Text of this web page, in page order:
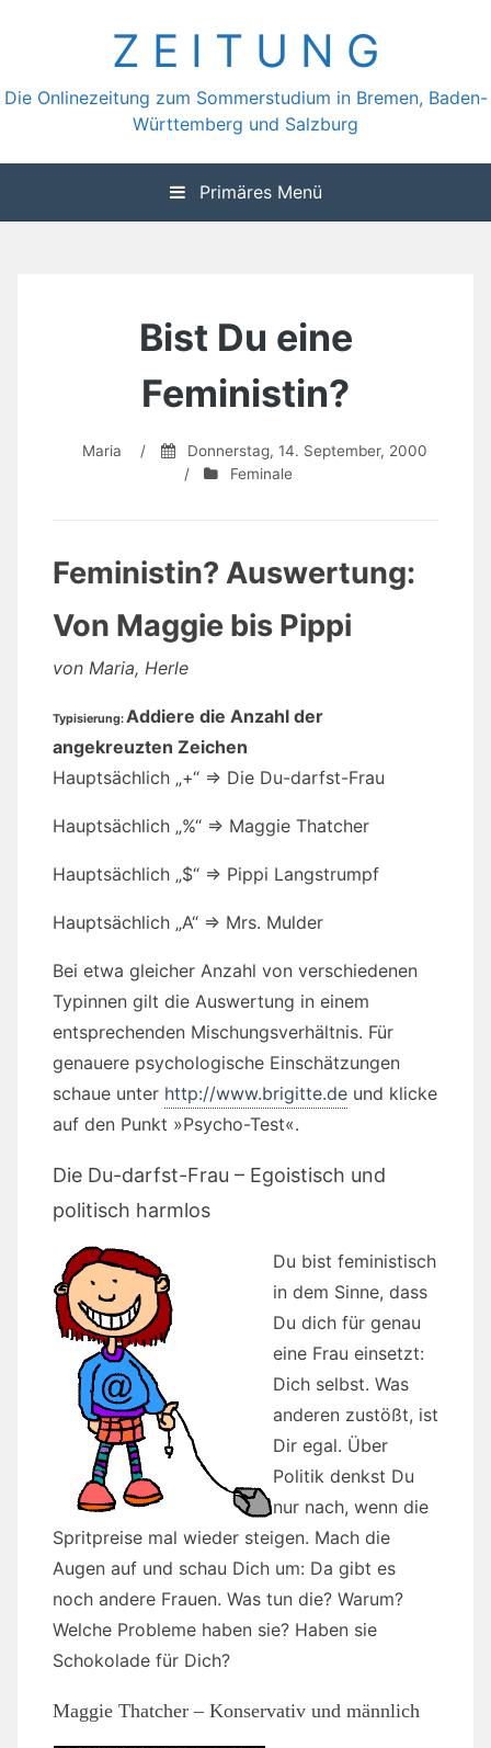
Z E I T U N G
Die Onlinezeitung zum Sommerstudium in Bremen, Baden-
Württemberg und Salzburg
Primäres Menü
Bist Du eine
Feministin?
Maria /
Donnerstag, 14. September, 2000
/
Feminale
Feministin? Auswertung:
Von Maggie bis Pippi
von Maria, Herle
Typisierung:Addiere die Anzahl der
angekreuzten Zeichen
Hauptsächlich „+“ => Die Du-darfst-Frau
Hauptsächlich „%“ => Maggie Thatcher
Hauptsächlich „$“ => Pippi Langstrumpf
Hauptsächlich „A“ => Mrs. Mulder
Bei etwa gleicher Anzahl von verschiedenen
Typinnen gilt die Auswertung in einem
entsprechenden Mischungsverhältnis. Für
genauere psychologische Einschätzungen
schaue unter http://www.brigitte.de und klicke
auf den Punkt »Psycho-Test«.
Die Du-darfst-Frau – Egoistisch und
politisch harmlos
Du bist feministisch
in dem Sinne, dass
Du dich für genau
eine Frau einsetzt:
Dich selbst. Was
anderen zustößt, ist
Dir egal. Über
Politik denkst Du
nur nach, wenn die
Spritpreise mal wieder steigen. Mach die
Augen auf und schau Dich um: Da gibt es
noch andere Frauen. Was tun die? Warum?
Welche Probleme haben sie? Haben sie
Schokolade für Dich?
Maggie Thatcher – Konservativ und männlich